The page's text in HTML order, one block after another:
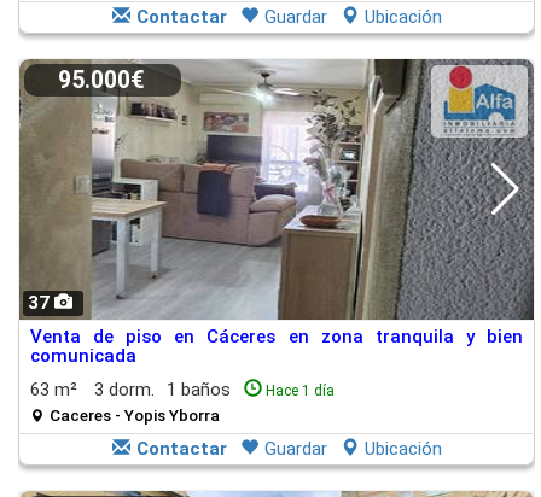
Contactar Guardar Ubicación
37
95.000€
Venta de piso en Cáceres en zona tranquila y bien
comunicada
63 m²
3 dorm. 1 baños Hace 1 día
Caceres - Yopis Yborra
Contactar Guardar Ubicación